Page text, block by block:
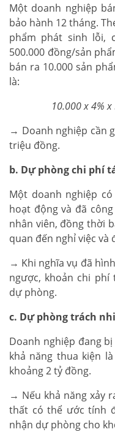
Một doanh nghiệp
bảo hành 12 tháng.
phẩm phát sinh lỗi,
500.000 đồng/sản
bán ra 10.000 sản
là:
10.000 x 4%
→ Doanh nghiệp cần
triệu đồng.
b. Dự phòng chi phí
Một doanh nghiệp
hoạt động và đã
nhân viên, đồng thời
quan đến nghỉ việc và
→ Khi nghĩa vụ đã
ngược, khoản chi phí
dự phòng.
c. Dự phòng trách
Doanh nghiệp đang
khả năng thua kiện
khoảng 2 tỷ đồng.
→ Nếu khả năng xảy
thất có thể ước tính
nhận dự phòng cho